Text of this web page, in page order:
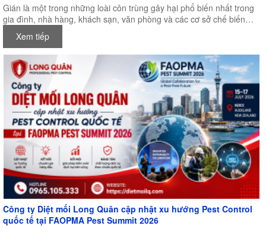
Gián là một trong những loài côn trùng gây hại phổ biến nhất trong
gia đình, nhà hàng, khách sạn, văn phòng và các cơ sở chế biến
thực phẩm. Không chỉ gây mất vệ sinh, gián còn là vật trung gian
truyền nhiều loại vi khuẩn, nấm mốc và mầm bệnh nguy hiểm cho
con người. Chính vì vậy, việc lựa chọn một sản phẩm diệt gián hiệu
quả, an toàn và lâu dài luôn là mối quan tâm của nhiều người.
Xem tiếp
Công ty Diệt mối Long Quân cập nhật xu hướng Pest Control
quốc tế tại FAOPMA Pest Summit 2026